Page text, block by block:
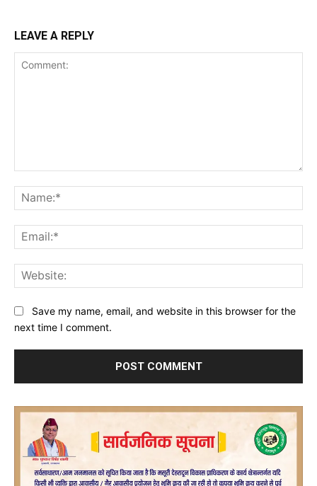
LEAVE A REPLY
Save my name, email, and website in this browser for the
next time I comment.